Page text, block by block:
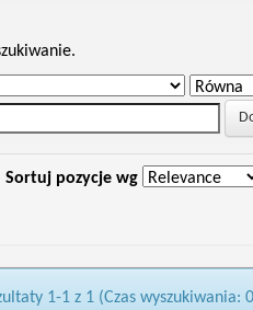
Sortuj pozycje wg
1-1 z 1 (Czas wyszukiwania: